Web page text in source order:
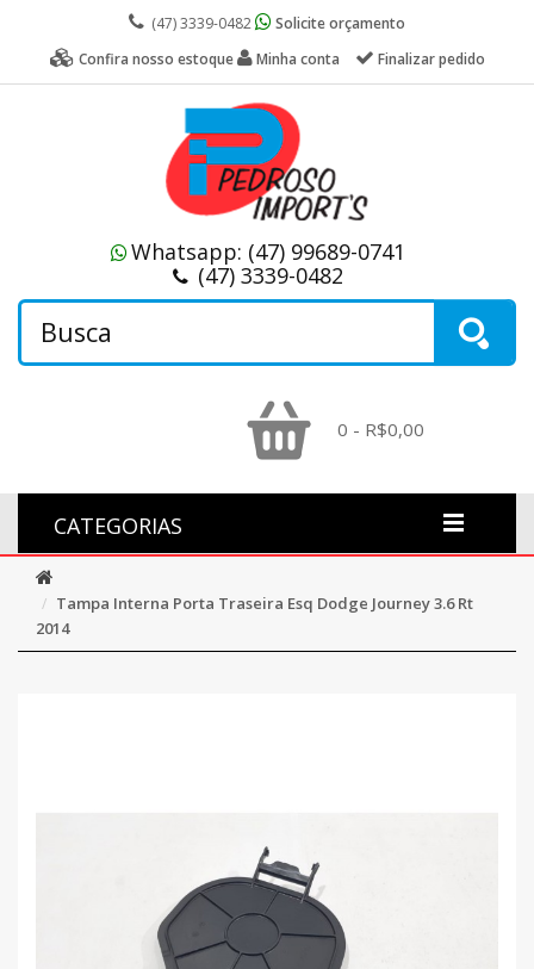
(47) 3339-0482
Solicite orçamento
Confira nosso estoque
Minha conta Finalizar pedido
Whatsapp: (47) 99689-0741
(47) 3339-0482
0 - R$0,00
CATEGORIAS
Tampa Interna Porta Traseira Esq Dodge Journey 3.6 Rt
2014